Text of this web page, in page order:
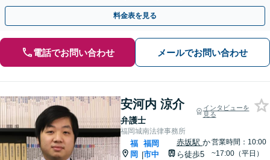
てお聞かせください【夜間・休日相談可】
料金表を見る
電話でお問い合わせ メールでお問い合わせ
安河内 涼介
弁護士
インタビューを
見る
福岡城南法律事務所
福
岡 |
福岡
市中
赤坂駅 か
ら徒歩5
営業時間：10:00
~17:00（平日）